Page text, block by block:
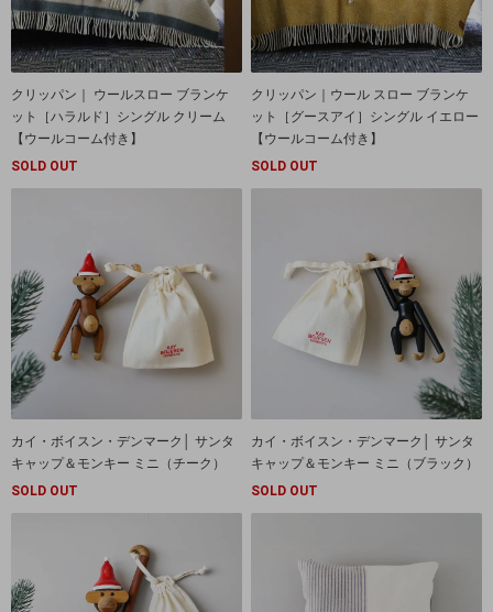
クリッパン｜ ウールスロー ブランケ
ット［ハラルド］シングル クリーム
【ウールコーム付き】
SOLD OUT
クリッパン｜ウール スロー ブランケ
ット［グースアイ］シングル イエロー
【ウールコーム付き】
SOLD OUT
カイ・ボイスン・デンマーク│ サンタ
キャップ＆モンキー ミニ（チーク）
SOLD OUT
カイ・ボイスン・デンマーク│ サンタ
キャップ＆モンキー ミニ（ブラック）
SOLD OUT